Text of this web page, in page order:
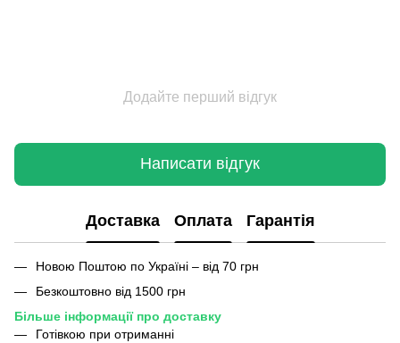
Додайте перший відгук
Написати відгук
Доставка Оплата Гарантія
Новою Поштою по Україні – від 70 грн
Безкоштовно від 1500 грн
Більше інформації про доставку
Готівкою при отриманні